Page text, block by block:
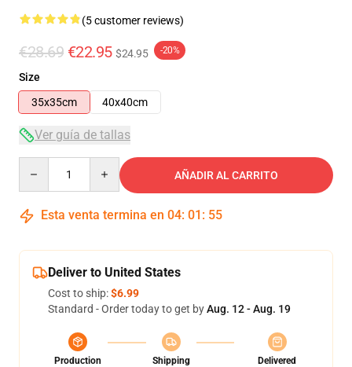
(5 customer reviews)
€28.69 €22.95 $24.95 -20%
Size
35x35cm
40x40cm
Ver guía de tallas
AÑADIR AL CARRITO
Esta venta termina en 04: 01 : 54
Deliver to United States
Cost to ship:$6.99
Standard - Order today to get byAug. 12 - Aug. 19
Production
Shipping
Delivered